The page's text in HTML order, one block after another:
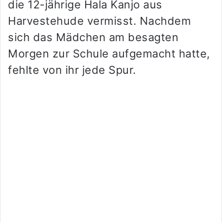
die 12-jährige Hala Kanjo aus
Harvestehude vermisst. Nachdem
sich das Mädchen am besagten
Morgen zur Schule aufgemacht hatte,
fehlte von ihr jede Spur.